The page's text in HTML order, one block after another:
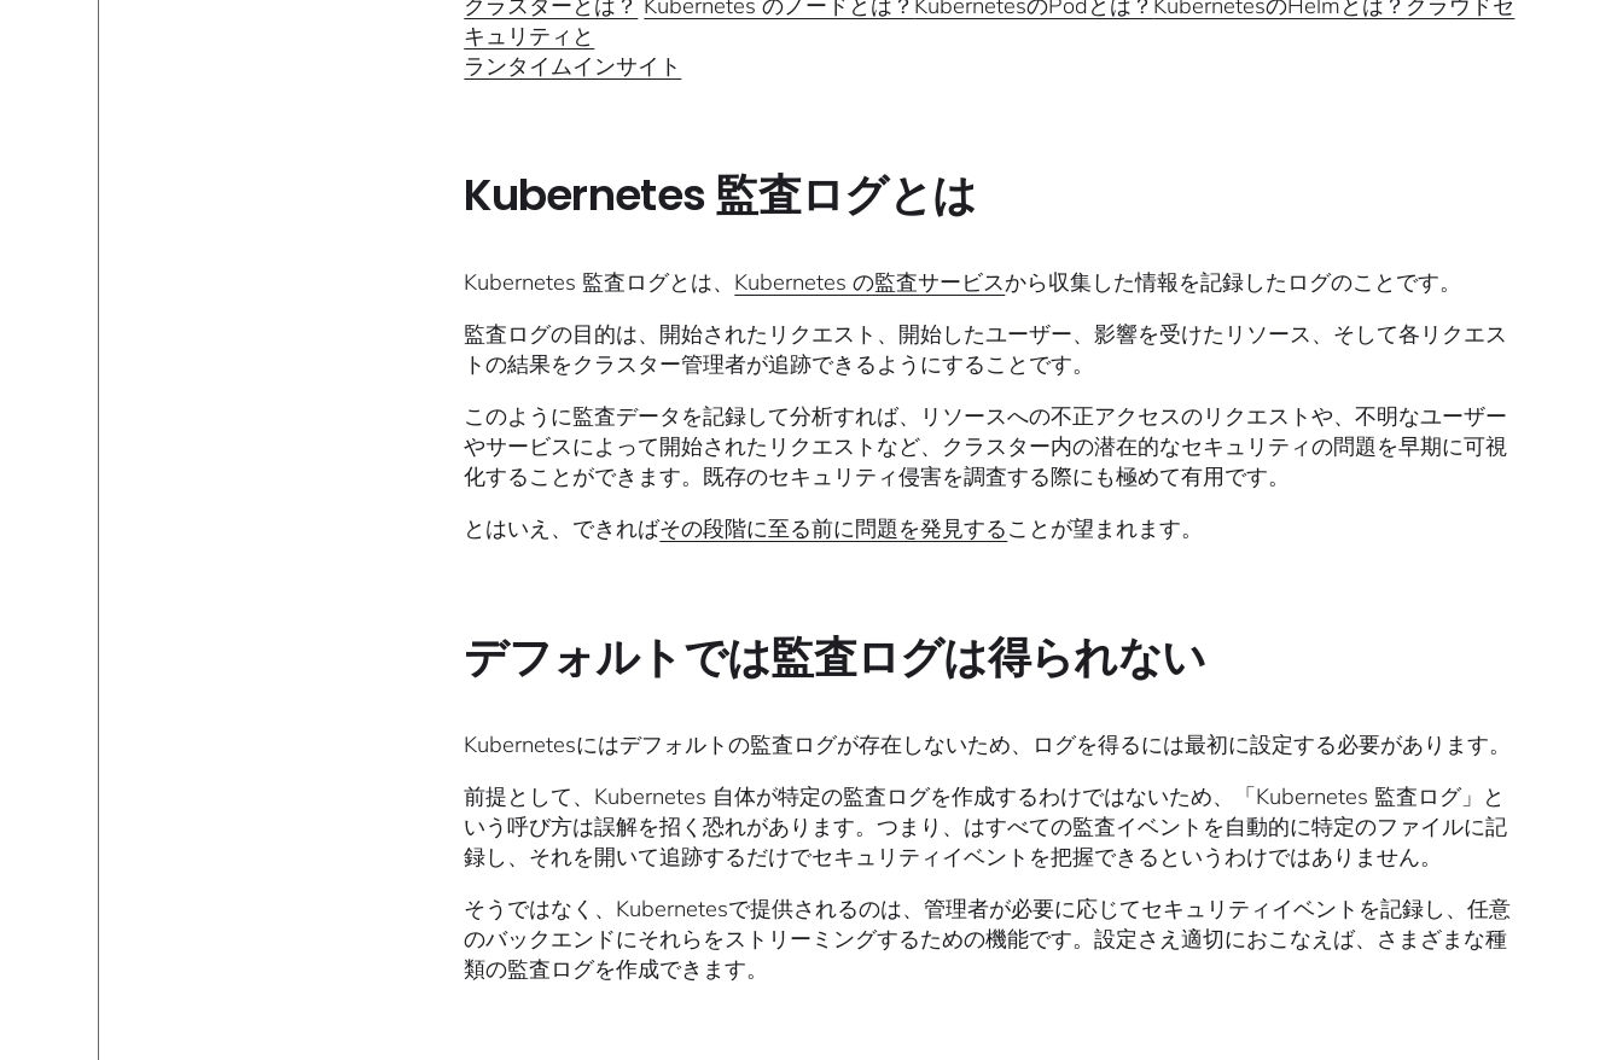
キュリティと
ランタイムインサイト
Kubernetes 監査ログとは
Kubernetes 監査ログとは、 Kubernetes の監査サービスから収集した情報を記録したログのことです。
監査ログの目的は、開始されたリクエスト、開始したユーザー、影響を受けたリソース、そして各リクエス
トの結果をクラスター管理者が追跡できるようにすることです。
このように監査データを記録して分析すれば、リソースへの不正アクセスのリクエストや、不明なユーザー
やサービスによって開始されたリクエストなど、クラスター内の潜在的なセキュリティの問題を早期に可視
化することができます。既存のセキュリティ侵害を調査する際にも極めて有用です。
とはいえ、できればその段階に至る前に問題を発見することが望まれます。
デフォルトでは監査ログは得られない
Kubernetesにはデフォルトの監査ログが存在しないため、ログを得るには最初に設定する必要があります。
前提として、Kubernetes 自体が特定の監査ログを作成するわけではないため、「Kubernetes 監査ログ」と
いう呼び方は誤解を招く恐れがあります。つまり、はすべての監査イベントを自動的に特定のファイルに記
録し、それを開いて追跡するだけでセキュリティイベントを把握できるというわけではありません。
そうではなく、Kubernetesで提供されるのは、管理者が必要に応じてセキュリティイベントを記録し、任意
のバックエンドにそれらをストリーミングするための機能です。設定さえ適切におこなえば、さまざまな種
類の監査ログを作成できます。